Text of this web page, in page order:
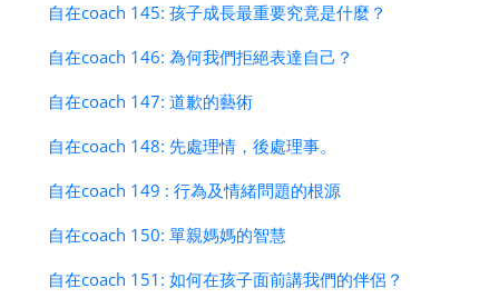
自在coach 145: 孩子成長最重要究竟是什麼？
自在coach 146: 為何我們拒絕表達自己？
自在coach 147: 道歉的藝術
自在coach 148: 先處理情，後處理事。
自在coach 149 : 行為及情緒問題的根源
自在coach 150: 單親媽媽的智慧
自在coach 151: 如何在孩子面前講我們的伴侶？